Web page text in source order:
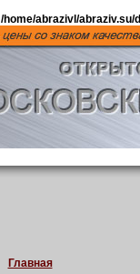
/home/abrazivl/abraziv.su/
Главная